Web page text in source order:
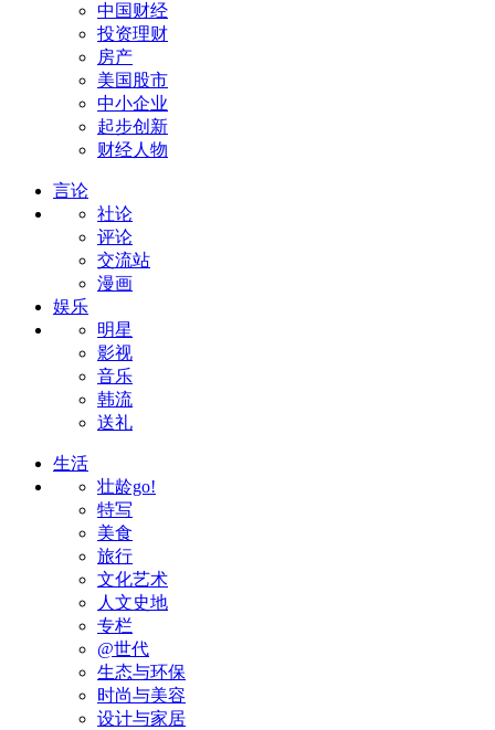
中国财经
投资理财
房产
美国股市
中小企业
起步创新
财经人物
言论
社论
评论
交流站
漫画
娱乐
明星
影视
音乐
韩流
送礼
生活
壮龄go!
特写
美食
旅行
文化艺术
人文史地
专栏
@世代
生态与环保
时尚与美容
设计与家居